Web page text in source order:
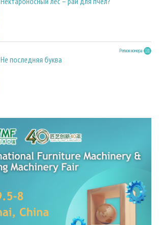
Регион номера
Не последняя буква